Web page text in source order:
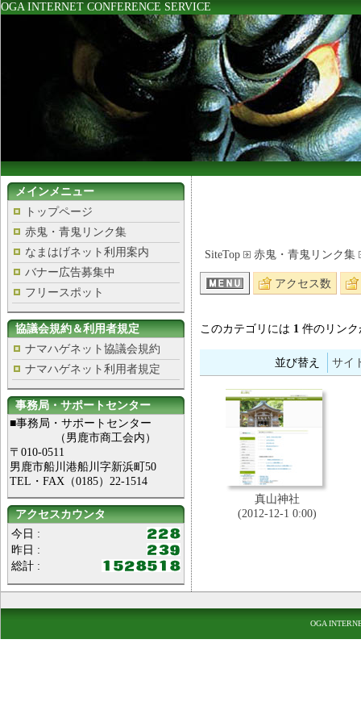
OGA INTERNET CONFERENCE SERVICE
メインメニュー
トップページ
赤鬼・青鬼リンク集
なまはげネット利用案内
バナー広告募集中
フリースポット
協議会規約＆利用者規定
ナマハゲネット協議会規約
ナマハゲネット利用者規定
事務局・サポートセンター
■事務局・サポートセンター
（男鹿市商工会内）
〒010-0511
男鹿市船川港船川字新浜町50
TEL・FAX（0185）22-1514
アクセスカウンタ
今日 :
昨日 :
総計 :
SiteTop 赤鬼・青鬼リンク集
アクセス数
このカテゴリには 1 件のリン
並び替え サイ
真山神社
(2012-12-1 0:00)
OGA